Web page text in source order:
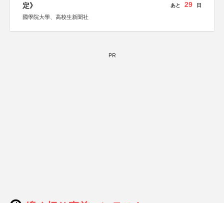
定》
國學院大學、高校生新聞社
あと 29 日
PR